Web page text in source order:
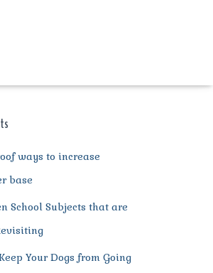
ways to increase
base
School Subjects that are
Your Dogs from Going